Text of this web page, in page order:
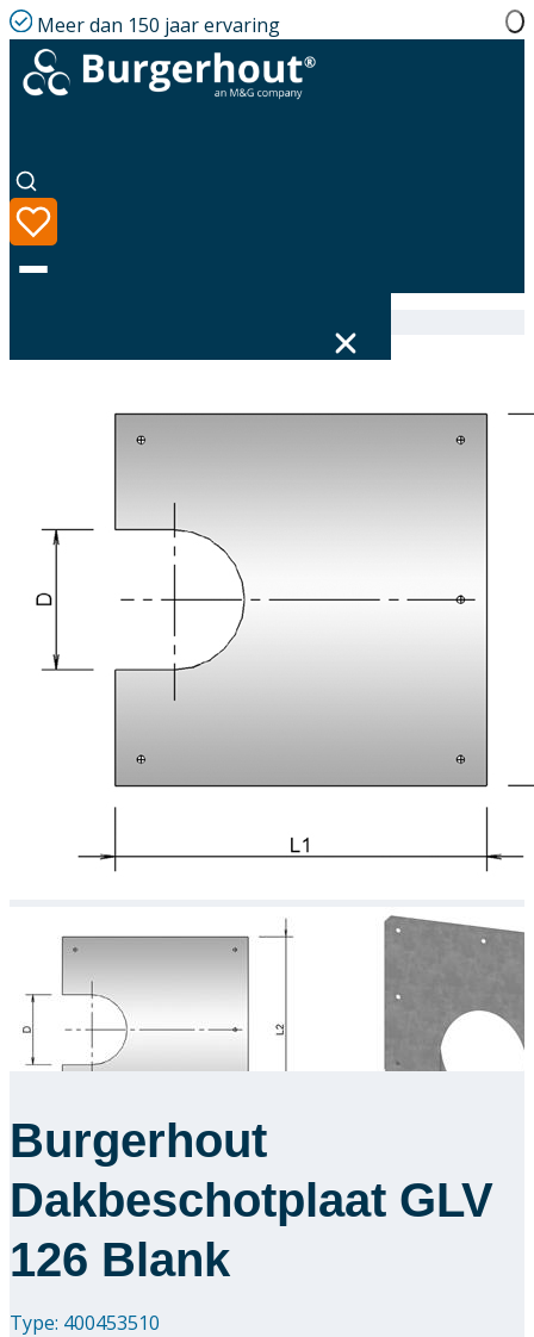
Meer dan 150 jaar ervaring
Assortiment
Burgerhout
Dakbeschotplaat GLV
126 Blank
Type: 400453510